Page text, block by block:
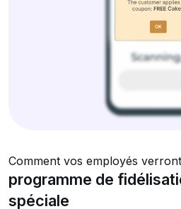
Comment vos employés
programme de
spéciale